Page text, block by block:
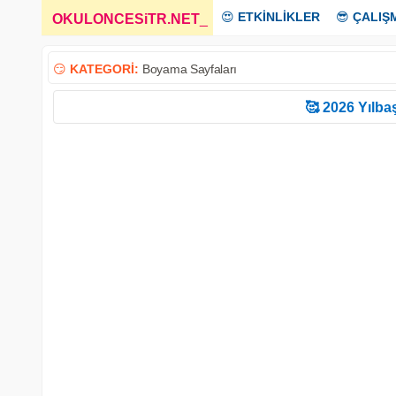
OKULONCESiTR.NET 😍 ETKİNLİKLER 😎
😏 KATEGORİ: Boyama Sayfaları
🥰 2026